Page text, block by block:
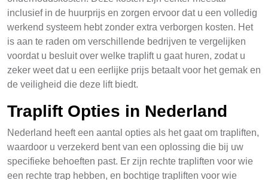
inclusief in de huurprijs en zorgen ervoor dat u een volledig
werkend systeem hebt zonder extra verborgen kosten. Het
is aan te raden om verschillende bedrijven te vergelijken
voordat u besluit over welke traplift u gaat huren, zodat u
zeker weet dat u een eerlijke prijs betaalt voor het gemak en
de veiligheid die deze lift biedt.
Traplift Opties in Nederland
Nederland heeft een aantal opties als het gaat om trapliften,
waardoor u verzekerd bent van een oplossing die bij uw
specifieke behoeften past. Er zijn rechte trapliften voor wie
een rechte trap hebben, en bochtige trapliften voor wie